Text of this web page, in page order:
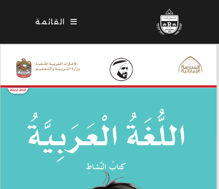
القائمة